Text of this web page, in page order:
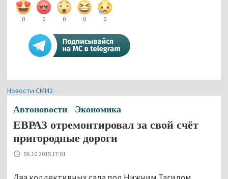
0 0 0 0 0
Новости СМИ2
Автоновости Экономика
ЕВРАЗ отремонтировал за свой счёт
пригородные дороги
06.10.2015 17:01